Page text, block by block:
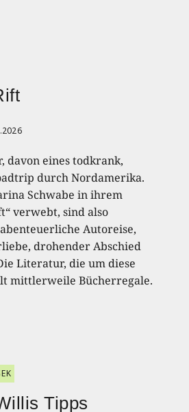
davon eines todkrank,
durch Nordamerika.
Schwabe in ihrem
verwebt, sind also
Autoreise,
drohender Abschied
Literatur, die um diese
mittlerweile Bücherregale.
Tipps